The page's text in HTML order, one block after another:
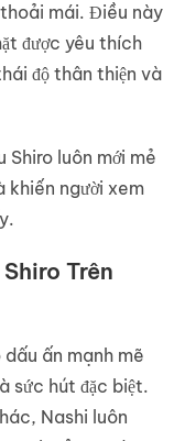
mái. Điều này
được yêu thích
độ thân thiện và
Shiro luôn mới mẻ
khiến người xem
Trên
ấn mạnh mẽ
sức hút đặc biệt.
Nashi luôn